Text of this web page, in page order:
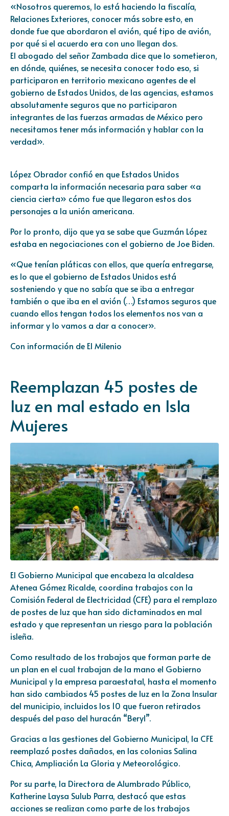
«Nosotros queremos, lo está haciendo la fiscalía,
Relaciones Exteriores, conocer más sobre esto, en
donde fue que abordaron el avión, qué tipo de avión,
por qué si el acuerdo era con uno llegan dos.
El abogado del señor Zambada dice que lo sometieron,
en dónde, quiénes, se necesita conocer todo eso, si
participaron en territorio mexicano agentes de el
gobierno de Estados Unidos, de las agencias, estamos
absolutamente seguros que no participaron
integrantes de las fuerzas armadas de México pero
necesitamos tener más información y hablar con la
verdad».
López Obrador confió en que Estados Unidos
comparta la información necesaria para saber «a
ciencia cierta» cómo fue que llegaron estos dos
personajes a la unión americana.
Por lo pronto, dijo que ya se sabe que Guzmán López
estaba en negociaciones con el gobierno de Joe Biden.
«Que tenían pláticas con ellos, que quería entregarse,
es lo que el gobierno de Estados Unidos está
sosteniendo y que no sabía que se iba a entregar
también o que iba en el avión (…) Estamos seguros que
cuando ellos tengan todos los elementos nos van a
informar y lo vamos a dar a conocer».
Con información de El Milenio
Reemplazan 45 postes de
luz en mal estado en Isla
Mujeres
El Gobierno Municipal que encabeza la alcaldesa
Atenea Gómez Ricalde, coordina trabajos con la
Comisión Federal de Electricidad (CFE) para el remplazo
de postes de luz que han sido dictaminados en mal
estado y que representan un riesgo para la población
isleña.
Como resultado de los trabajos que forman parte de
un plan en el cual trabajan de la mano el Gobierno
Municipal y la empresa paraestatal, hasta el momento
han sido cambiados 45 postes de luz en la Zona Insular
del municipio, incluidos los 10 que fueron retirados
después del paso del huracán “Beryl”.
Gracias a las gestiones del Gobierno Municipal, la CFE
reemplazó postes dañados, en las colonias Salina
Chica, Ampliación La Gloria y Meteorológico.
Por su parte, la Directora de Alumbrado Público,
Katherine Laysa Sulub Parra, destacó que estas
acciones se realizan como parte de los trabajos